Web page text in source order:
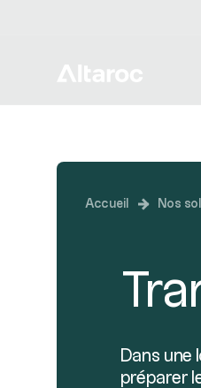
Accueil Nos
Dans une
préparer